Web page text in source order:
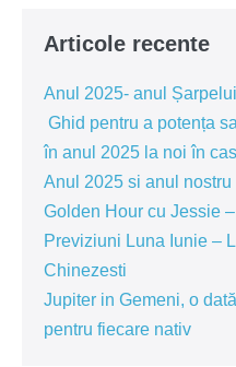
aduce
o
de
posibile
îmbolnăviri
Articole recente
Anul 2025- anul
Ghid pentru a potența
în anul 2025 la noi în
Anul 2025 si anul nostru
Golden Hour cu Jessie
Previziuni Luna Iunie –
Chinezesti
Jupiter in Gemeni, o
pentru fiecare nativ